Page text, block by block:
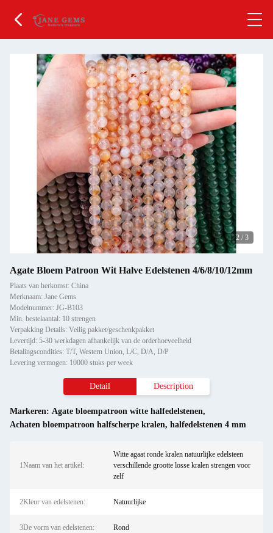
2 / 3
Agate Bloem Patroon Wit Halve Edelstenen 4/6/8/10/12mm
Plaats van herkomst: China
Merknaam: Jane Gems
Modelnummer: JG-B103
Min. bestelaantal: 10 strengen
Verpakking Details: Veilig pakket/geschenkpakket
Levertijd: 5-30 werkdagen afhankelijk van de orderhoeveelheid
Betalingscondities: T/T, Western Union, L/C, D/A, D/P
Levering vermogen: 10000 stuks per week
Detail Description
Markeren: Agate bloempatroon witte halfedelstenen,
Achaten bloempatroon halfscherpe kralen, halfedelstenen 4 mm
1Naam van het artikel:
Witte agaat ronde kralen natuurlijke edelsteen
verschillende grootte losse kralen strengen voor
zelf
2Kleur van edelstenen: Natuurlijke
3De vorm van edelstenen: Rond